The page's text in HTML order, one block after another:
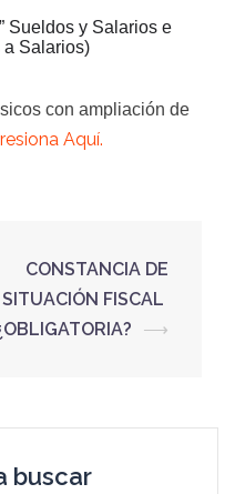
Sueldos y Salarios e
a Salarios)
con ampliación de
Aquí.
CONSTANCIA DE
SITUACIÓN FISCAL
⟶
buscar